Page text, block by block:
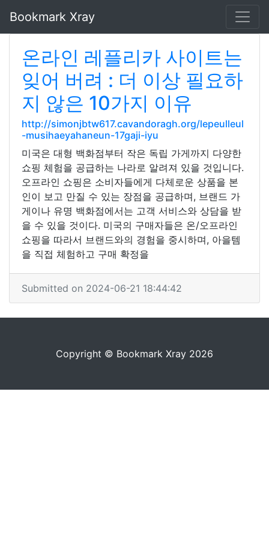
Bookmark Xray
온라인 레플리카 사이트는
잊어 버려 : 더 이상 필요하
지 않은 10가지 이유
http://simonjbtw617.cavandoragh.org/lepeulleul
-musihaeyahaneun-17gaji-iyu
미국은 대형 백화점부터 작은 독립 가게까지 다양한
쇼핑 체험을 공급하는 나라로 알려져 있을 것입니다.
오프라인 쇼핑은 소비자들에게 다체로운 상품을 본
인이 보고 만질 수 있는 장점을 공급하며, 브랜드 가
게이나 유명 백화점에서는 고객 서비스와 상담을 받
을 수 있을 것이다. 미국의 구매자들은 온/오프라인
쇼핑을 따라서 브랜드와의 경험을 중시하며, 아을템
을 직접 체험하고 구매 확정을
Submitted on 2024-06-21 18:44:42
Copyright © Bookmark Xray 2026